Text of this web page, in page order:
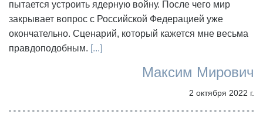
пытается устроить ядерную войну. После чего мир
закрывает вопрос с Российской Федерацией уже
окончательно. Сценарий, который кажется мне весьма
правдоподобным. [...]
Максим Мирович
2 октября 2022 г.